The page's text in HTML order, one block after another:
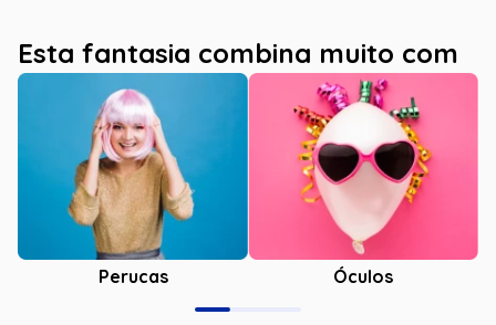
Esta fantasia combina muito com
Perucas Óculos